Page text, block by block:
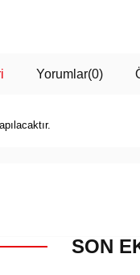
Yorumlar(0)
SON